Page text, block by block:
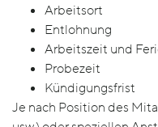
Arbeitsort
Entlohnung
Arbeitszeit und
Probezeit
Kündigungsfrist
Je nach Position des